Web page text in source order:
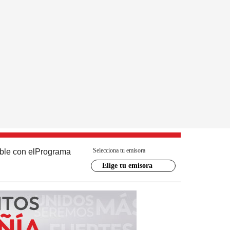
con el Programa Selecciona tu emisora
Elige tu emisora